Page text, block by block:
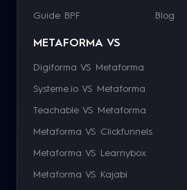
Guide BPF Blog
METAFORMA VS
Digiforma VS Metaforma
Systeme.io VS Metaforma
Teachable VS Metaforma
Metaforma VS Clickfunnels
Metaforma VS Learnybox
Metaforma VS Kajabi